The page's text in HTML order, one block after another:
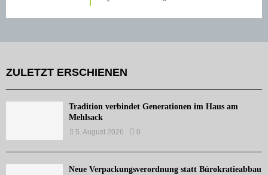
ZULETZT ERSCHIENEN
Tradition verbindet Generationen im Haus am
Mehlsack
5. August 2026 0
Neue Verpackungsverordnung statt Bürokratieabbau